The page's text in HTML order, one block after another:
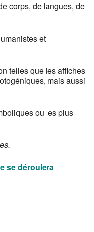
corps, de langues, de
et
telles que les affiches
mais aussi
ou les plus
se déroulera